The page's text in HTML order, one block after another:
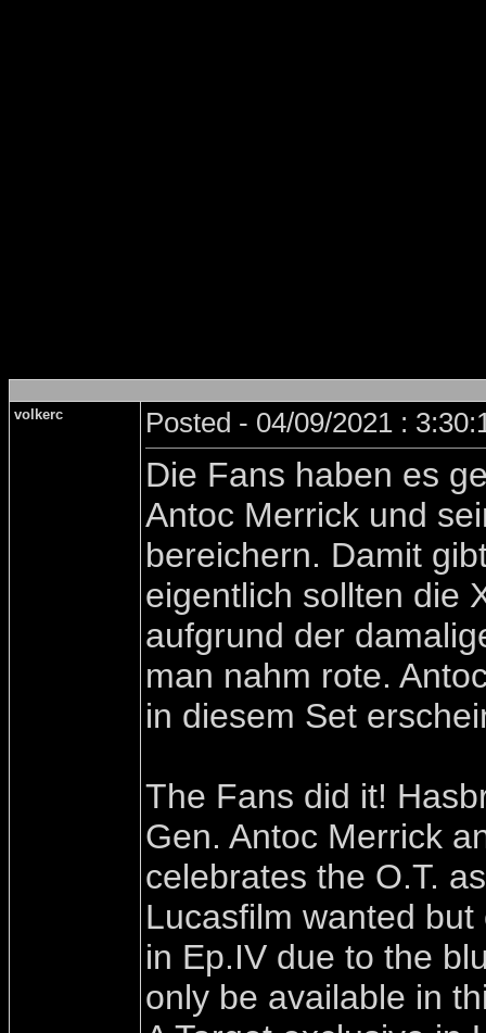
volkerc Posted - 04/09/2021 :
Die Fans haben es
Antoc Merrick und
bereichern. Damit
eigentlich sollten die
aufgrund der
man nahm rote.
in diesem Set
The Fans did it!
Gen. Antoc Merrick
celebrates the O.T.
Lucasfilm wanted
in Ep.IV due to the
only be available in